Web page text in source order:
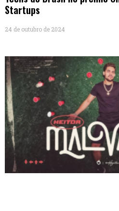
Startups
24 de outubro de 2024